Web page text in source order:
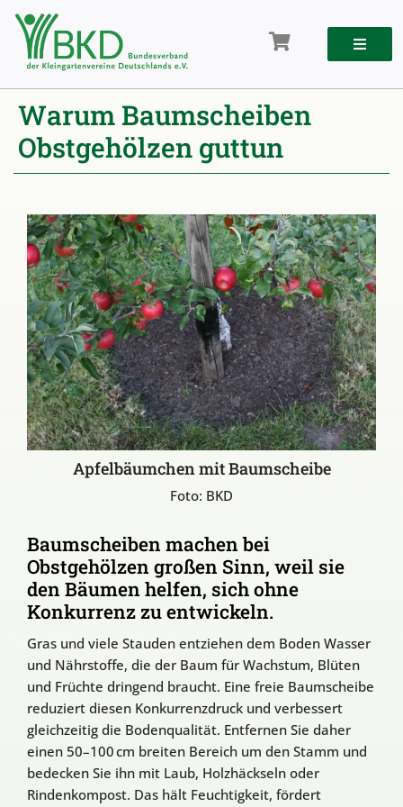
Zum
Inhalt
springen
Warum Baumscheiben
Obstgehölzen guttun
Apfelbäumchen mit Baumscheibe
Foto: BKD
Baumscheiben machen bei
Obstgehölzen großen Sinn, weil sie
den Bäumen helfen, sich ohne
Konkurrenz zu entwickeln.
Gras und viele Stauden entziehen dem Boden Wasser
und Nährstoffe, die der Baum für Wachstum, Blüten
und Früchte dringend braucht. Eine freie Baumscheibe
reduziert diesen Konkurrenzdruck und verbessert
gleichzeitig die Bodenqualität. Entfernen Sie daher
einen 50–100 cm breiten Bereich um den Stamm und
bedecken Sie ihn mit Laub, Holzhäckseln oder
Rindenkompost. Das hält Feuchtigkeit, fördert